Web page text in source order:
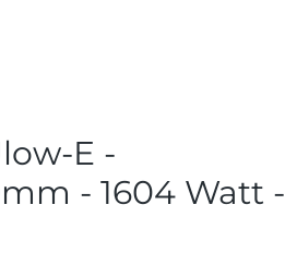
E -
- 1604 Watt -